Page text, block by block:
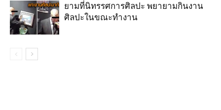
ยามที่นิทรรศการศิลปะ พยายามกินงาน
ศิลปะในขณะทำงาน